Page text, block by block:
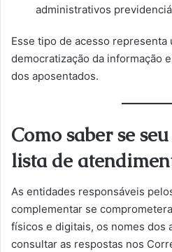
administrativos
Esse tipo de acesso
democratização da informação
dos aposentados.
Como saber se
lista de
As entidades responsáveis
complementar se
físicos e digitais, os nomes dos
consultar as respostas nos